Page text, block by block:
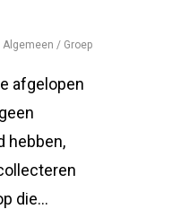
Algemeen / Groep
afgelopen
hebben,
die…